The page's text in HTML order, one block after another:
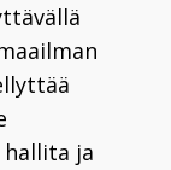
hallita ja